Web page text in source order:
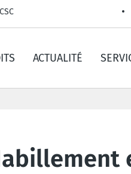
ACTUALITÉ